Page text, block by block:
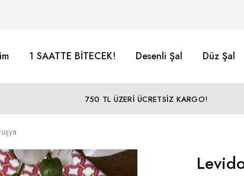
1 SAATTE BİTECEK! Desenli Şal Düz Şal
750 TL ÜZERİ ÜCRETSİZ KARGO!